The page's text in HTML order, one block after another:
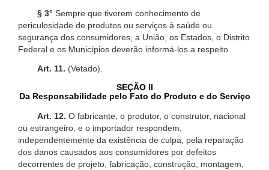
§ 3° Sempre que tiverem conhecimento de
periculosidade de produtos ou serviços à saúde ou
segurança dos consumidores, a União, os Estados, o Distrito
Federal e os Municípios deverão informá-los a respeito.
Art. 11. (Vetado).
SEÇÃO II
Da Responsabilidade pelo Fato do Produto e do Serviço
Art. 12. O fabricante, o produtor, o construtor, nacional
ou estrangeiro, e o importador respondem,
independentemente da existência de culpa, pela reparação
dos danos causados aos consumidores por defeitos
decorrentes de projeto, fabricação, construção, montagem,